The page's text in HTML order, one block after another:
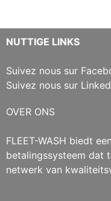
NUTTIGE LINKS
Suivez nous sur
Suivez nous sur
OVER ONS
FLEET-WASH biedt
betalingssysteem dat
netwerk van